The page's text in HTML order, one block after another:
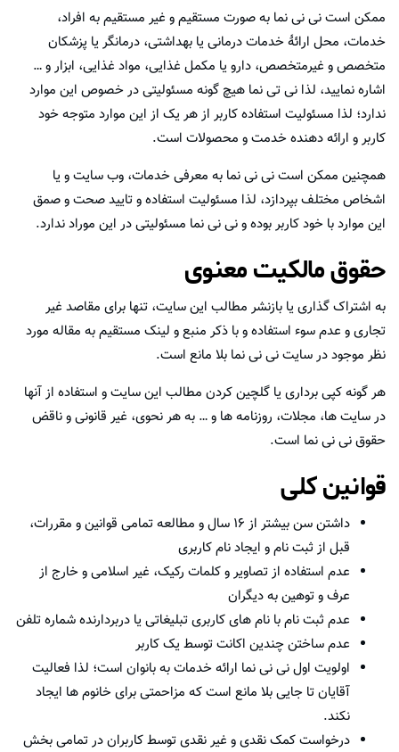
ممکن است نی نی نما به صورت مستقیم و غیر مستقیم به افراد،
خدمات، محل ارائۀ خدمات درمانی یا بهداشتی، درمانگر یا پزشکان
متخصص و غیرمتخصص، دارو یا مکمل غذایی، مواد غذایی، ابزار و …
اشاره نمایید، لذا نی تی نما هیچ گونه مسئولیتی در خصوص این موارد
ندارد؛ لذا مسئولیت استفاده کاربر از هر یک از این موارد متوجه خود
کاربر و ارائه دهنده خدمت و محصولات است.
همچنین ممکن است نی نی نما به معرفی خدمات، وب سایت و یا
اشخاص مختلف بپردازد، لذا مسئولیت استفاده و تایید صحت و صمق
این موارد با خود کاربر بوده و نی نی نما مسئولیتی در این موراد ندارد.
حقوق مالکیت معنوی
به اشتراک گذاری یا بازنشر مطالب این سایت، تنها برای مقاصد غیر
تجاری و عدم سوء استفاده و با ذکر منبع و لینک مستقیم به مقاله مورد
نظر موجود در سایت نی نی نما بلا مانع است.
هر گونه کپی برداری یا گلچین کردن مطالب این سایت و استفاده از آنها
در سایت ها، مجلات، روزنامه ها و … به هر نحوی، غیر قانونی و ناقض
حقوق نی نی نما است.
قوانین کلی
داشتن سن بیشتر از ۱۶ سال و مطالعه تمامی قوانین و مقررات،
قبل از ثبت نام و ایجاد نام کاربری
عدم استفاده از تصاویر و کلمات رکیک، غیر اسلامی و خارج از
عرف و توهین به دیگران
عدم ثبت نام با نام های کاربری تبلیغاتی یا دربردارنده شماره تلفن
عدم ساختن چندین اکانت توسط یک کاربر
اولویت اول نی نی نما ارائه خدمات به بانوان است؛ لذا فعالیت
آقایان تا جایی بلا مانع است که مزاحمتی برای خانوم ها ایجاد
نکند.
درخواست کمک نقدی و غیر نقدی توسط کاربران در تمامی بخش